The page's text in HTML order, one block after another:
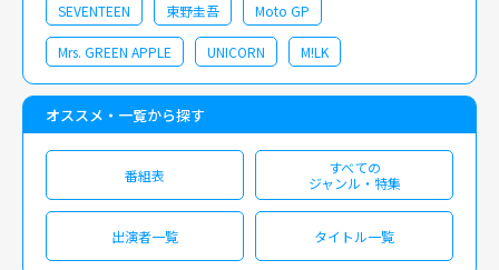
SEVENTEEN 東野圭吾 Moto GP
Mrs. GREEN APPLE UNICORN M!LK
オススメ・一覧から探す
番組表
すべての
ジャンル・特集
出演者一覧 タイトル一覧